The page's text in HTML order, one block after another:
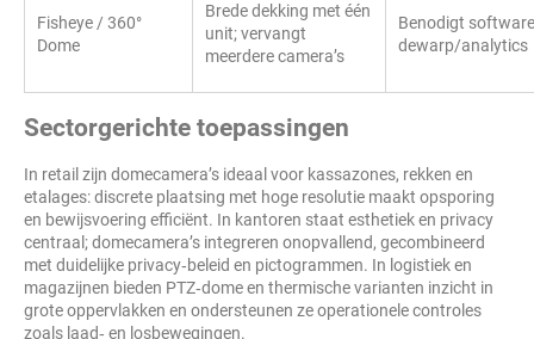
Fisheye / 360°
Dome
Brede dekking met één
unit; vervangt
meerdere camera’s
Benodigt
dewarp/analytics
Sectorgerichte toepassingen
In retail zijn domecamera’s ideaal voor kassazones, rekken en
etalages: discrete plaatsing met hoge resolutie maakt opsporing
en bewijsvoering efficiënt. In kantoren staat esthetiek en privacy
centraal; domecamera’s integreren onopvallend, gecombineerd
met duidelijke privacy‑beleid en pictogrammen. In logistiek en
magazijnen bieden PTZ‑dome en thermische varianten inzicht in
grote oppervlakken en ondersteunen ze operationele controles
zoals laad‑ en losbewegingen.